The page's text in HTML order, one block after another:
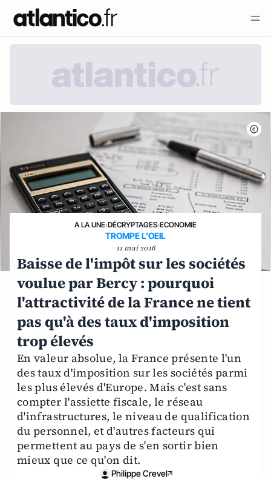
A LA UNE›DÉCRYPTAGES›ECONOMIE
TROMPE L'OEIL
11 mai 2016
Baisse de l'impôt sur les sociétés
voulue par Bercy : pourquoi
l'attractivité de la France ne tient
pas qu'à des taux d'imposition
trop élevés
En valeur absolue, la France présente l'un
des taux d'imposition sur les sociétés parmi
les plus élevés d'Europe. Mais c'est sans
compter l'assiette fiscale, le réseau
d'infrastructures, le niveau de qualification
du personnel, et d'autres facteurs qui
permettent au pays de s'en sortir bien
mieux que ce qu'on dit.
Philippe Crevel